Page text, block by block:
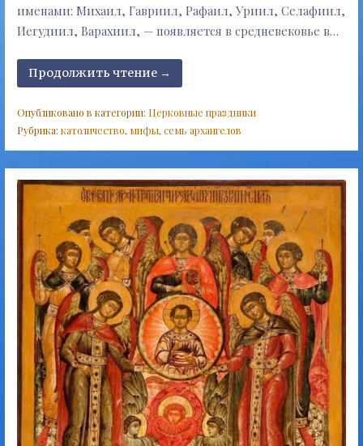
именами: Михаил, Гавриил, Рафаил, Уриил, Селафиил,
Иегудиил, Варахиил, — появляется в средневековье в…
Продолжить чтение →
Опубликовано в категории: Церковные праздники
Рубрика: католичество, мифы, семь архангелов